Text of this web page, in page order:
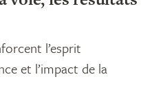
l’esprit
et l’impact de la